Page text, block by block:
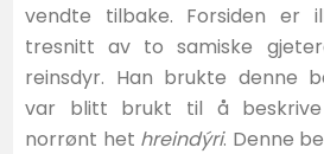
vendte tilbake. Forsiden er
tresnitt av to samiske
reinsdyr. Han brukte denne
var blitt brukt til å
norrønt het hreindýri. Denne